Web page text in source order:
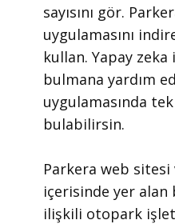
sayısını gör.
uygulamasını
kullan. Yapay
bulmana yardım
uygulamasında
bulabilirsin.
​Parkera web
içerisinde yer
ilişkili otopark